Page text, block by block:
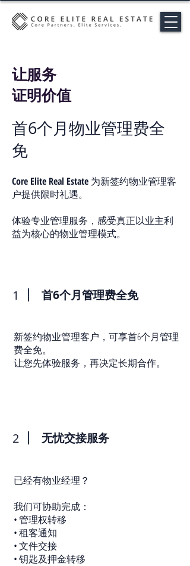
让服务
证明价值
首6个月物业管理费全
免
Core Elite Real Estate 为新签约物业管理客
户提供限时礼遇。
体验专业管理服务，感受真正以业主利
益为核心的物业管理模式。
1 首6个月管理费全免
新签约物业管理客户，可享首6个月管理
费全免。
让您先体验服务，再决定长期合作。
2 无忧交接服务
已经有物业经理？
我们可协助完成：
• 管理权转移
• 租客通知
• 文件交接
• 钥匙及押金转移